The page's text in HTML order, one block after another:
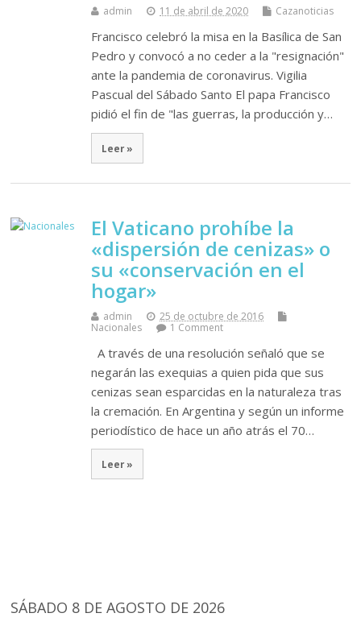
admin 11 de abril de 2020 Cazanoticias
Francisco celebró la misa en la Basílica de San
Pedro y convocó a no ceder a la "resignación"
ante la pandemia de coronavirus. Vigilia
Pascual del Sábado Santo El papa Francisco
pidió el fin de "las guerras, la producción y…
Leer »
El Vaticano prohíbe la
«dispersión de cenizas» o
su «conservación en el
hogar»
admin
25 de octubre de 2016
Nacionales
1 Comment
A través de una resolución señaló que se
negarán las exequias a quien pida que sus
cenizas sean esparcidas en la naturaleza tras
la cremación. En Argentina y según un informe
periodístico de hace un año atrás el 70…
Leer »
SÁBADO 8 DE AGOSTO DE 2026